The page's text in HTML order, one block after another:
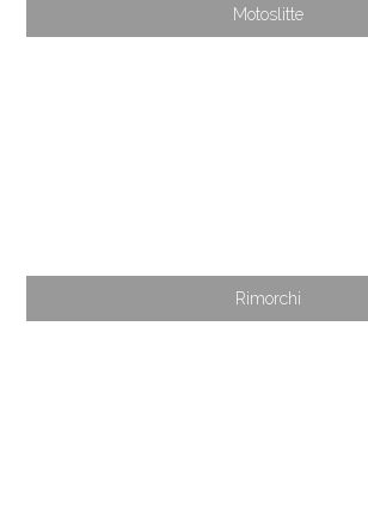
Motoslitte
Rimorchi